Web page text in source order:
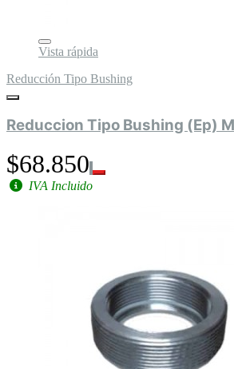
Vista rápida
Reducción Tipo Bushing
Reduccion Tipo Bushing (Ep)
$68.850
IVA Incluido